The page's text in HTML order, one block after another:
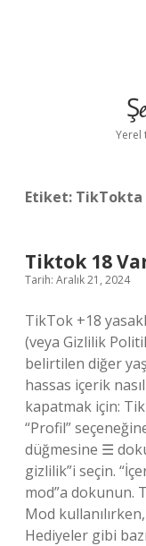
Yerel
Etiket: TikTokta
Tiktok 18
Tarih: Aralık 21, 2024
TikTok +18
(veya Gizlilik
belirtilen diğer
hassas içerik nasıl
kapatmak için:
“Profil”
düğmesine ☰
gizlilik”i seçin.
mod”a dokunun.
Mod
Hediyeler gibi